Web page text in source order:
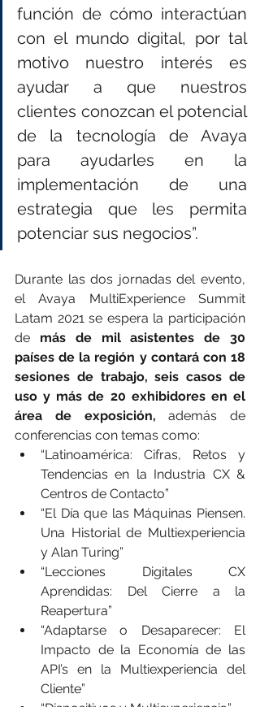
función de cómo interactúan
con el mundo digital, por tal
motivo nuestro interés es
ayudar a que nuestros
clientes conozcan el potencial
de la tecnología de Avaya
para ayudarles en la
implementación de una
estrategia que les permita
potenciar sus negocios”.
Durante las dos jornadas del evento,
el Avaya MultiExperience Summit
Latam 2021 se espera la participación
de más de mil asistentes de 30
países de la región y contará con 18
sesiones de trabajo, seis casos de
uso y más de 20 exhibidores en el
área de exposición, además de
conferencias con temas como:
“Latinoamérica: Cifras, Retos y
Tendencias en la Industria CX &
Centros de Contacto”
“El Día que las Máquinas Piensen.
Una Historial de Multiexperiencia
y Alan Turing”
“Lecciones Digitales CX
Aprendidas: Del Cierre a la
Reapertura”
“Adaptarse o Desaparecer: El
Impacto de la Economía de las
API’s en la Multiexperiencia del
Cliente”